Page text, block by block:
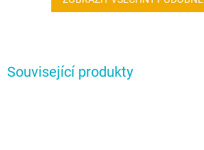
Související produkty